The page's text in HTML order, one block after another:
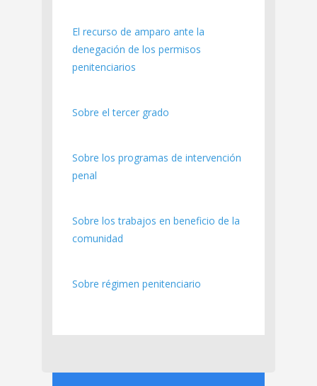
El recurso de amparo ante la
denegación de los permisos
penitenciarios
Sobre el tercer grado
Sobre los programas de intervención
penal
Sobre los trabajos en beneficio de la
comunidad
Sobre régimen penitenciario